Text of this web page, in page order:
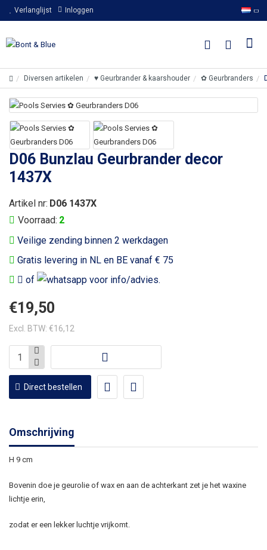
Verlanglijst Inloggen
Diversen artikelen ♥ Geurbrander & kaarshouder ✿ Geurbranders
D06 Bunzlau Geurbrander decor
1437X
Veilige zending binnen 2 werkdagen
Gratis levering in NL en BE vanaf € 75
of
voor info/advies.
Voorraad: 2
Artikel nr: D06 1437X
€19,50
Excl. BTW: €16,12
Direct bestellen
Omschrijving
H 9 cm
Bovenin doe je geurolie of wax en aan de achterkant zet je het waxine
lichtje erin,
zodat er een lekker luchtje vrijkomt.